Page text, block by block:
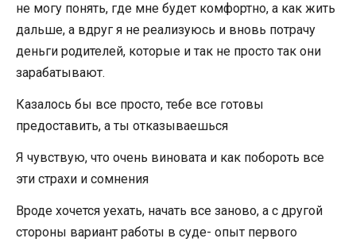
не могу понять, где мне будет комфортно, а как жить
дальше, а вдруг я не реализуюсь и вновь потрачу
деньги родителей, которые и так не просто так они
зарабатывают.
Казалось бы все просто, тебе все готовы
предоставить, а ты отказываешься
Я чувствую, что очень виновата и как побороть все
эти страхи и сомнения
Вроде хочется уехать, начать все заново, а с другой
стороны вариант работы в суде- опыт первого